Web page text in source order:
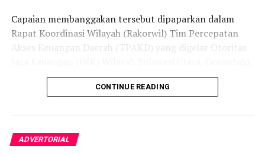
Kota Gorontalo yang berada di urutan ketujuh berhasil
mengungguli sejumlah kota berkembang lainnya di
Singkawang. Capaian ini menjadi bukti konkret bahwa
Kota Gorontalo terus bertransformasi menjadi daerah
Capaian membanggakan tersebut dipaparkan dalam
Rapat Koordinasi Wilayah (Rakorwil) Tim Percepatan
Akses Keuangan Daerah (TPAKD) yang digelar Otoritas
dan Maluku Utara di Hotel NDC Resort and Spa,
Manado, Sulawesi Utara, Rabu (29/7/2026).
Delegasi Pemkot Gorontalo dipimpin langsung oleh
Wakil Wali Kota Gorontalo Indra Gobel, didampingi
Kepala Badan Pendapatan Daerah (Bapenda) Zamronie
CONTINUE READING
ADVERTORIAL